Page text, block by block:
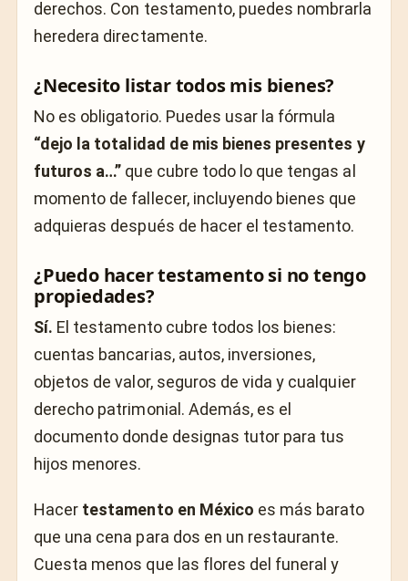
derechos. Con testamento, puedes nombrarla
heredera directamente.
¿Necesito listar todos mis bienes?
No es obligatorio. Puedes usar la fórmula
“dejo la totalidad de mis bienes presentes y
futuros a…” que cubre todo lo que tengas al
momento de fallecer, incluyendo bienes que
adquieras después de hacer el testamento.
¿Puedo hacer testamento si no tengo
propiedades?
Sí. El testamento cubre todos los bienes:
cuentas bancarias, autos, inversiones,
objetos de valor, seguros de vida y cualquier
derecho patrimonial. Además, es el
documento donde designas tutor para tus
hijos menores.
Hacer testamento en México es más barato
que una cena para dos en un restaurante.
Cuesta menos que las flores del funeral y